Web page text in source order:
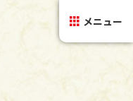
メニュー